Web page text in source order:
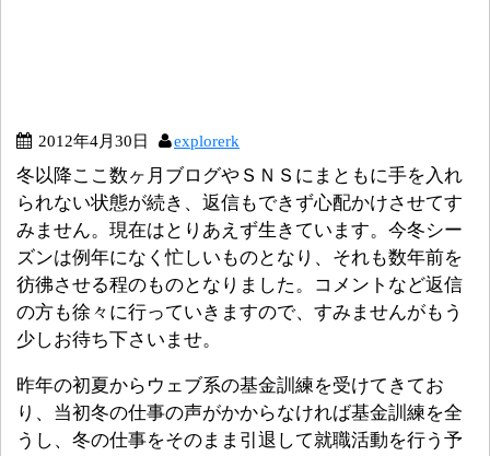
2012年4月30日 explorerk
冬以降ここ数ヶ月ブログやＳＮＳにまともに手を入れ
られない状態が続き、返信もできず心配かけさせてす
みません。現在はとりあえず生きています。今冬シー
ズンは例年になく忙しいものとなり、それも数年前を
彷彿させる程のものとなりました。コメントなど返信
の方も徐々に行っていきますので、すみませんがもう
少しお待ち下さいませ。
昨年の初夏からウェブ系の基金訓練を受けてきてお
り、当初冬の仕事の声がかからなければ基金訓練を全
うし、冬の仕事をそのまま引退して就職活動を行う予